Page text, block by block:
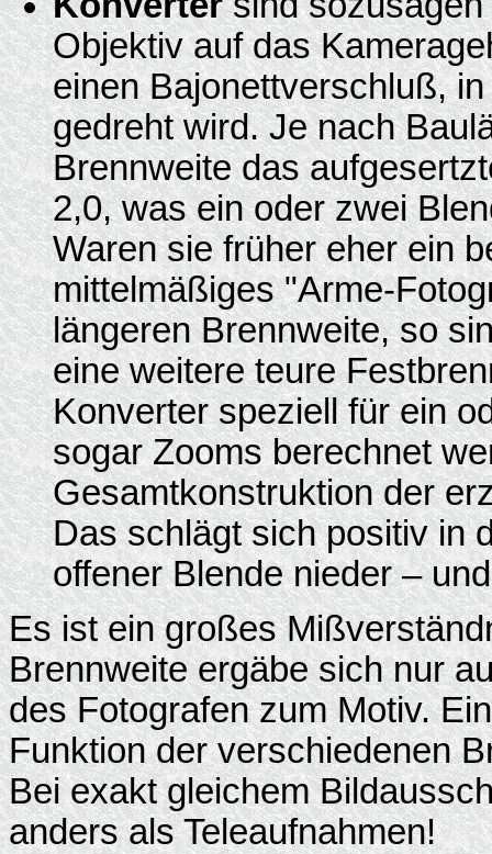
Objektiv auf das
einen Bajonettverschluß,
gedreht wird. Je nach
Brennweite das
2,0, was ein oder zwei
Waren sie früher eher ein
mittelmäßiges "Arme-
längeren Brennweite, so
eine weitere teure
Konverter speziell für ein
sogar Zooms berechnet
Gesamtkonstruktion der
Das schlägt sich positiv in
offener Blende nieder –
Es ist ein großes
Brennweite ergäbe sich nur
des Fotografen zum Motiv.
Funktion der verschiedenen
Bei exakt gleichem
anders als Teleaufnahmen!